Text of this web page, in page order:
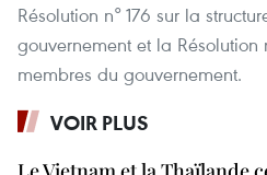
Résolution n° 176 sur la
gouvernement et la Résolution
membres du gouvernement.
VOIR PLUS